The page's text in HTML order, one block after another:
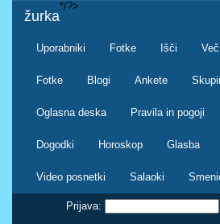
žurka
Uporabniki Fotke Išči Več
Fotke Blogi Ankete
Oglasna deska Pravila in pogoji
Dogodki Horoskop Glasba
Video posnetki Salaoki
*/?>
Prijava: